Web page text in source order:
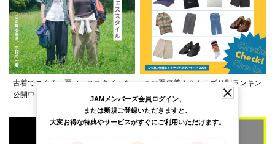
古着でつくる、夏フェススタイルを
公開中！
この夏何着る？カテゴリ別ランキン
グ公開中！
JAMメンバーズ会員ログイン、
または新規ご登録いただきますと、
大変お得な特典やサービスがすぐにご利用いただけます。